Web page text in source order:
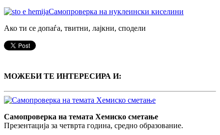
Самопроверка на нуклеински киселини
Ако ти се допаѓа, твитни, лајкни, сподели
МОЖЕБИ ТЕ ИНТЕРЕСИРА И:
Самопроверка на темата Хемиско сметање
Презентација за четврта година, средно образование.